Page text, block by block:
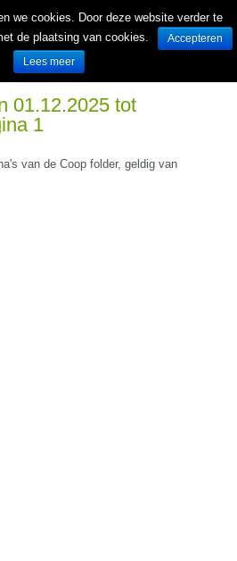
supermarkten en winkels
01.12.2025 tot
1
van de Coop folder, geldig van
we cookies. Door deze website verder te
de plaatsing van cookies.
Accepteren
Lees meer